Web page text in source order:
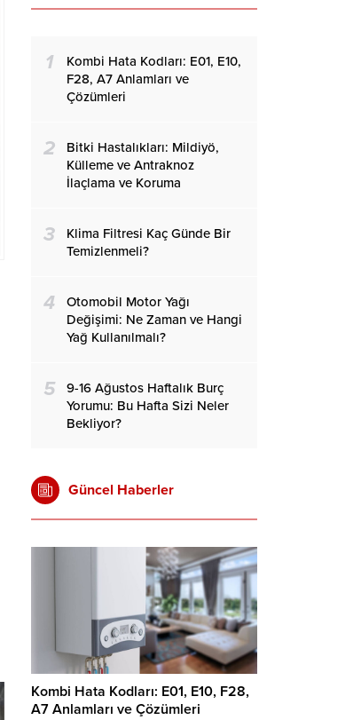
1
Kombi Hata Kodları: E01, E10,
F28, A7 Anlamları ve
Çözümleri
2
Bitki Hastalıkları: Mildiyö,
Külleme ve Antraknoz
İlaçlama ve Koruma
3
Klima Filtresi Kaç Günde Bir
Temizlenmeli?
4
Otomobil Motor Yağı
Değişimi: Ne Zaman ve Hangi
Yağ Kullanılmalı?
5
9-16 Ağustos Haftalık Burç
Yorumu: Bu Hafta Sizi Neler
Bekliyor?
Güncel Haberler
Kombi Hata Kodları: E01, E10, F28,
A7 Anlamları ve Çözümleri